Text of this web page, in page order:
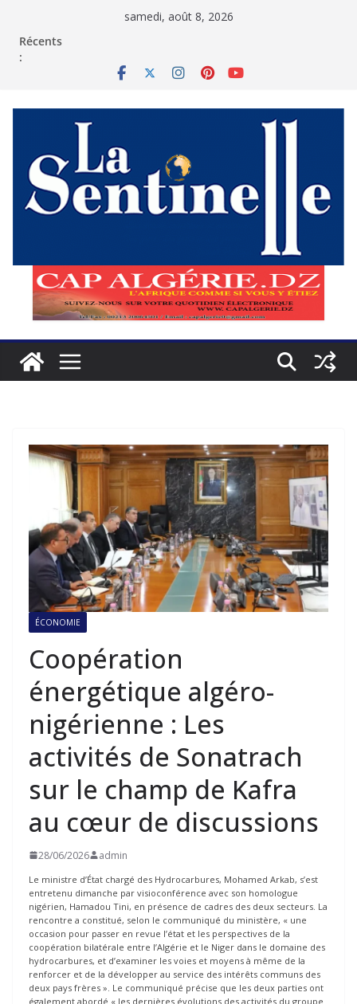
samedi, août 8, 2026
Récents
:
ÉCONOMIE
Coopération
énergétique algéro-
nigérienne : Les
activités de Sonatrach
sur le champ de Kafra
au cœur de discussions
28/06/2026 admin
Le ministre d’État chargé des Hydrocarbures, Mohamed Arkab, s’est
entretenu dimanche par visioconférence avec son homologue
nigérien, Hamadou Tini, en présence de cadres des deux secteurs. La
rencontre a constitué, selon le communiqué du ministère, « une
occasion pour passer en revue l’état et les perspectives de la
coopération bilatérale entre l’Algérie et le Niger dans le domaine des
hydrocarbures, et d’examiner les voies et moyens à même de la
renforcer et de la développer au service des intérêts communs des
deux pays frères ». Le communiqué précise que les deux parties ont
également abordé « les dernières évolutions des activités du groupe